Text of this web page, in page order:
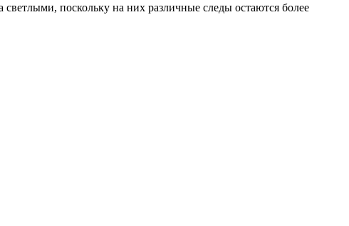
поскольку на них различные следы остаются более